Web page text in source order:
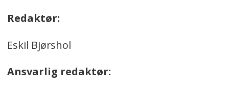
Redaktør:
Eskil Bjørshol
Ansvarlig redaktør: